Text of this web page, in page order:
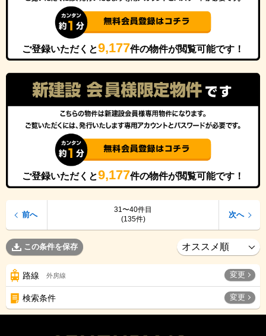
ご登録いただくと9,177件の物件が閲覧可能です！
ご登録いただくと9,177件の物件が閲覧可能です！
31〜40件目
(135件)
前へ 次へ
この条件を保存
路線 外房線 変更
検索条件 変更